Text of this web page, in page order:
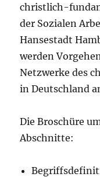
christlich-
der Sozialen
Hansestadt
werden
Netzwerke des
in Deutschland
Die Broschüre
Abschnitte: